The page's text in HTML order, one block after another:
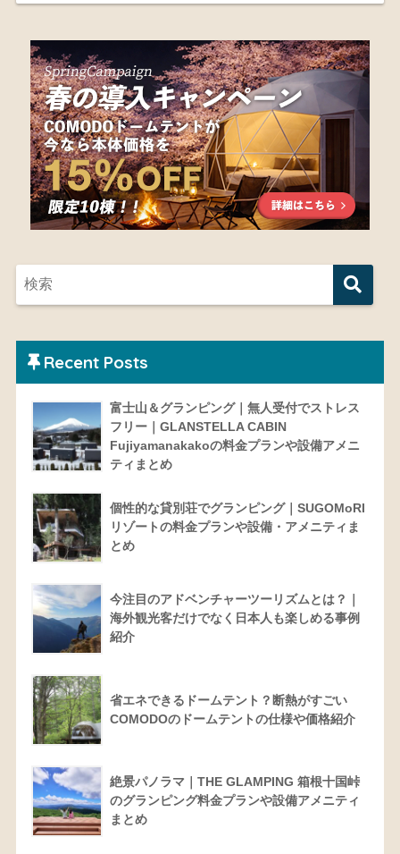
Recent Posts
富士山＆グランピング｜無人受付でストレス
フリー｜GLANSTELLA CABIN
Fujiyamanakakoの料金プランや設備アメニ
ティまとめ
個性的な貸別荘でグランピング｜SUGOMoRI
リゾートの料金プランや設備・アメニティま
とめ
今注目のアドベンチャーツーリズムとは？｜
海外観光客だけでなく日本人も楽しめる事例
紹介
省エネできるドームテント？断熱がすごい
COMODOのドームテントの仕様や価格紹介
絶景パノラマ｜THE GLAMPING 箱根十国峠
のグランピング料金プランや設備アメニティ
まとめ